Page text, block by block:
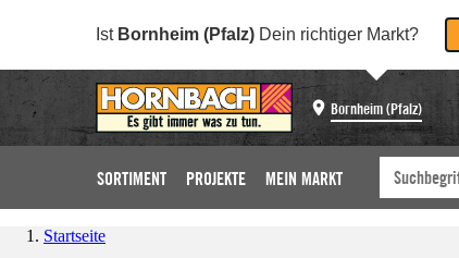
Ist Bornheim (Pfalz) Dein richtiger Markt?
Bornheim (Pfalz)
SORTIMENT PROJEKTE MEIN MARKT
Startseite